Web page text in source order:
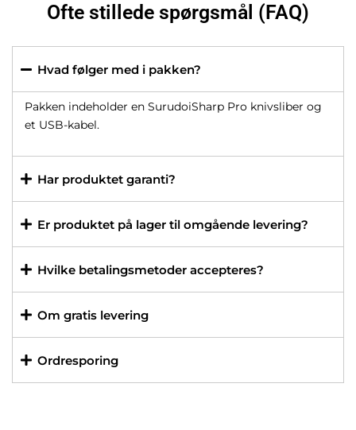
Ofte stillede spørgsmål (FAQ)
Hvad følger med i pakken?
Pakken indeholder en SurudoiSharp Pro knivsliber og
et USB-kabel.
Har produktet garanti?
Er produktet på lager til omgående levering?
Hvilke betalingsmetoder accepteres?
Om gratis levering
Ordresporing